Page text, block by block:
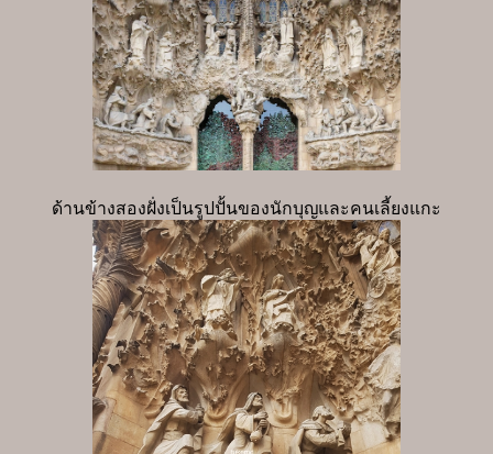
ด้านข้างสองฝั่งเป็นรูปปั้นของนักบุญและคนเลี้ยงแกะ